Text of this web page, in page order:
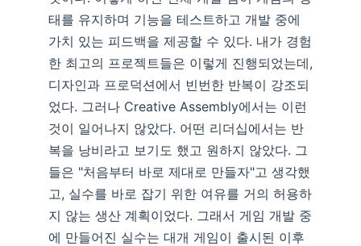
태를 유지하며 기능을 테스트하고 개발 중에
가치 있는 피드백을 제공할 수 있다. 내가 경험
한 최고의 프로젝트들은 이렇게 진행되었는데,
디자인과 프로덕션에서 빈번한 반복이 강조되
었다. 그러나 Creative Assembly에서는 이런
것이 일어나지 않았다. 어떤 리더십에서는 반
복을 낭비라고 보기도 했고 원하지 않았다. 그
들은 "처음부터 바로 제대로 만들자"고 생각했
고, 실수를 바로 잡기 위한 여유를 거의 허용하
지 않는 생산 계획이었다. 그래서 게임 개발 중
에 만들어진 실수는 대개 게임이 출시된 이후